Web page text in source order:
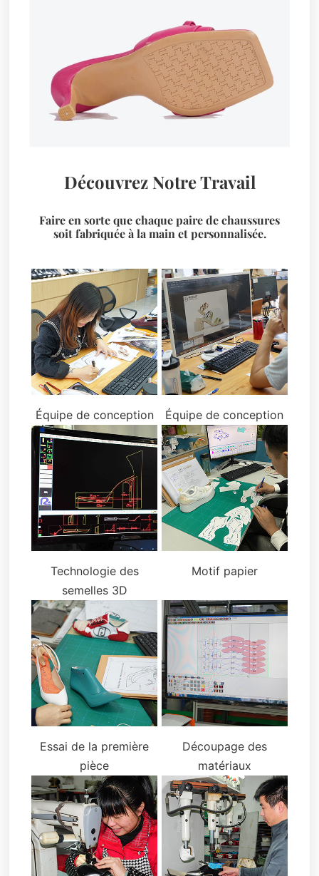
Découvrez Notre Travail
Faire en sorte que chaque paire de chaussures
soit fabriquée à la main et personnalisée.
Équipe de conception Équipe de conception
Technologie des
semelles 3D
Motif papier
Essai de la première
pièce
Découpage des
matériaux